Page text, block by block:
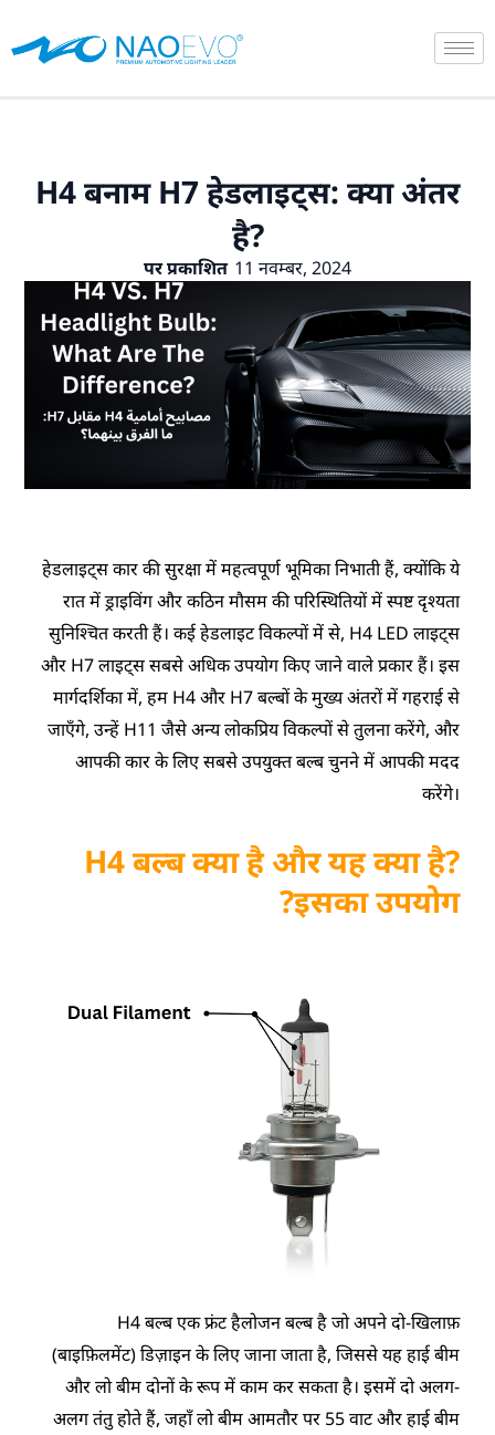
पर
H4 बनाम H7 हेडलाइट्स: क्या अंतर
है?
पर प्रकाशित 11 नवम्बर, 2024
हेडलाइट्स कार की सुरक्षा में महत्वपूर्ण भूमिका निभाती हैं, क्योंकि ये
रात में ड्राइविंग और कठिन मौसम की परिस्थितियों में स्पष्ट दृश्यता
सुनिश्चित करती हैं। कई हेडलाइट विकल्पों में से, H4 LED लाइट्स
और H7 लाइट्स सबसे अधिक उपयोग किए जाने वाले प्रकार हैं। इस
मार्गदर्शिका में, हम H4 और H7 बल्बों के मुख्य अंतरों में गहराई से
जाएँगे, उन्हें H11 जैसे अन्य लोकप्रिय विकल्पों से तुलना करेंगे, और
आपकी कार के लिए सबसे उपयुक्त बल्ब चुनने में आपकी मदद
करेंगे।
H4 बल्ब क्या है और यह क्या है?
इसका उपयोग?
H4 बल्ब एक फ्रंट हैलोजन बल्ब है जो अपने दो-खिलाफ़
(बाइफ़िलमेंट) डिज़ाइन के लिए जाना जाता है, जिससे यह हाई बीम
और लो बीम दोनों के रूप में काम कर सकता है। इसमें दो अलग-
अलग तंतु होते हैं, जहाँ लो बीम आमतौर पर 55 वाट और हाई बीम